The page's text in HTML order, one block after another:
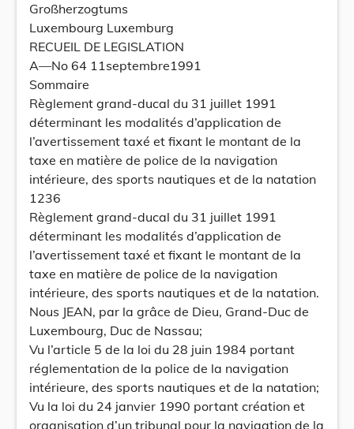
Großherzogtums
Luxembourg Luxemburg
RECUEIL DE LEGISLATION
A—No 64 11septembre1991
Sommaire
Règlement grand-ducal du 31 juillet 1991
déterminant les modalités d’application de
l’avertissement taxé et fixant le montant de la
taxe en matière de police de la navigation
intérieure, des sports nautiques et de la natation
1236
Règlement grand-ducal du 31 juillet 1991
déterminant les modalités d’application de
l’avertissement taxé et fixant le montant de la
taxe en matière de police de la navigation
intérieure, des sports nautiques et de la natation.
Nous JEAN, par la grâce de Dieu, Grand-Duc de
Luxembourg, Duc de Nassau;
Vu l’article 5 de la loi du 28 juin 1984 portant
réglementation de la police de la navigation
intérieure, des sports nautiques et de la natation;
Vu la loi du 24 janvier 1990 portant création et
organisation d’un tribunal pour la navigation de la